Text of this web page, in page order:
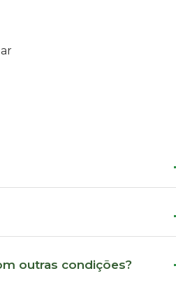
outras condições?